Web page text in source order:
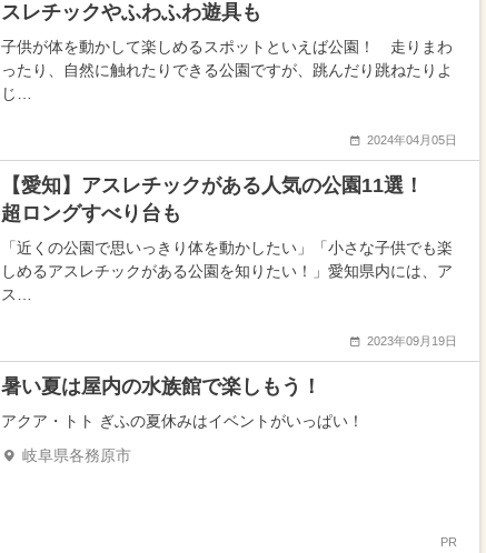
スレチックやふわふわ遊具も
子供が体を動かして楽しめるスポットといえば公園！ 走りまわ
ったり、自然に触れたりできる公園ですが、跳んだり跳ねたりよ
じ…
2024年04月05日
【愛知】アスレチックがある人気の公園11選！
超ロングすべり台も
「近くの公園で思いっきり体を動かしたい」「小さな子供でも楽
しめるアスレチックがある公園を知りたい！」愛知県内には、ア
ス…
2023年09月19日
暑い夏は屋内の水族館で楽しもう！
アクア・トト ぎふの夏休みはイベントがいっぱい！
岐阜県各務原市
PR